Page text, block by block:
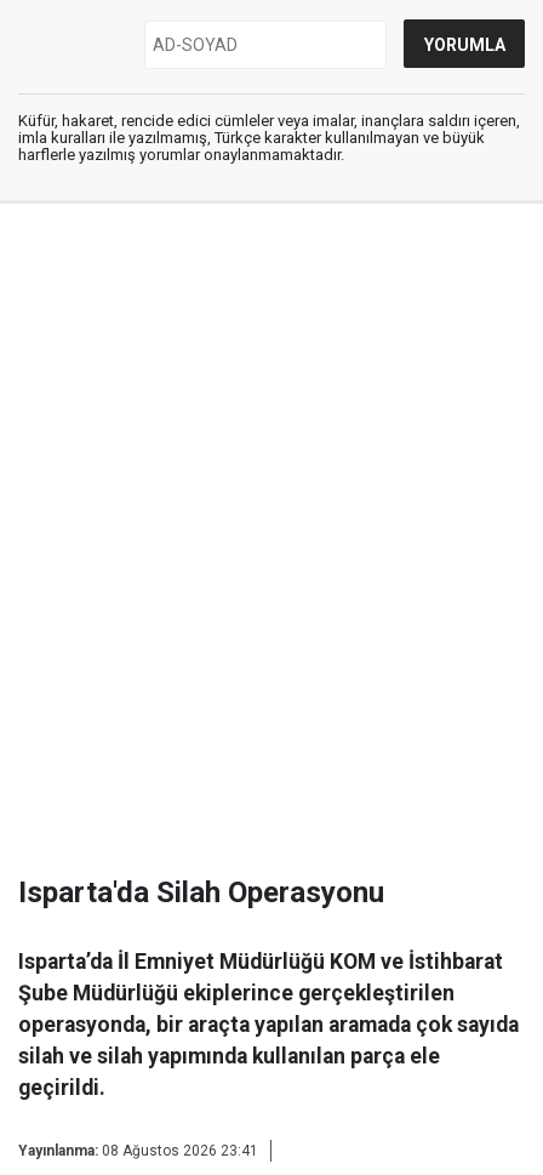
Küfür, hakaret, rencide edici cümleler veya imalar, inançlara saldırı içeren,
imla kuralları ile yazılmamış, Türkçe karakter kullanılmayan ve büyük
harflerle yazılmış yorumlar onaylanmamaktadır.
Isparta'da Silah Operasyonu
Isparta’da İl Emniyet Müdürlüğü KOM ve İstihbarat
Şube Müdürlüğü ekiplerince gerçekleştirilen
operasyonda, bir araçta yapılan aramada çok sayıda
silah ve silah yapımında kullanılan parça ele
geçirildi.
Yayınlanma: 08 Ağustos 2026 23:41